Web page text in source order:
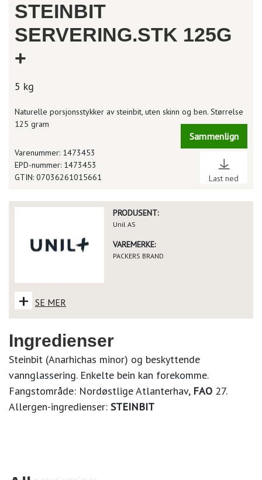
STEINBIT
SERVERING.STK 125G
+
5 kg
Naturelle porsjonsstykker av steinbit, uten skinn og ben. Størrelse
125 gram
Sammenlign
Last ned
Varenummer: 1473453
EPD-nummer: 1473453
GTIN: 07036261015661
PRODUSENT:
Unil AS
VAREMERKE:
PACKERS BRAND
+ SE MER
Ingredienser
Steinbit (Anarhichas minor) og beskyttende
vannglassering. Enkelte bein kan forekomme.
Fangstområde: Nordøstlige Atlanterhav, FAO 27.
Allergen-ingredienser: STEINBIT